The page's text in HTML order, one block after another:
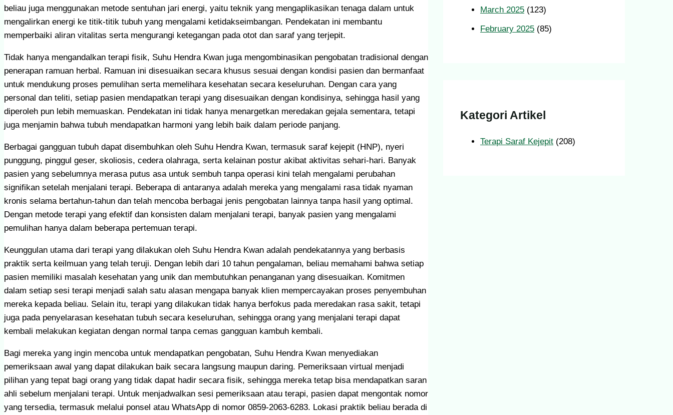
beliau juga menggunakan metode sentuhan jari energi, yaitu teknik yang mengaplikasikan tenaga dalam untuk
mengalirkan energi ke titik-titik tubuh yang mengalami ketidakseimbangan. Pendekatan ini membantu
memperbaiki aliran vitalitas serta mengurangi ketegangan pada otot dan saraf yang terjepit.
Tidak hanya mengandalkan terapi fisik, Suhu Hendra Kwan juga mengombinasikan pengobatan tradisional dengan
penerapan ramuan herbal. Ramuan ini disesuaikan secara khusus sesuai dengan kondisi pasien dan bermanfaat
untuk mendukung proses pemulihan serta memelihara kesehatan secara keseluruhan. Dengan cara yang
personal dan teliti, setiap pasien mendapatkan terapi yang disesuaikan dengan kondisinya, sehingga hasil yang
diperoleh pun lebih memuaskan. Pendekatan ini tidak hanya menargetkan meredakan gejala sementara, tetapi
juga menjamin bahwa tubuh mendapatkan harmoni yang lebih baik dalam periode panjang.
Berbagai gangguan tubuh dapat disembuhkan oleh Suhu Hendra Kwan, termasuk saraf kejepit (HNP), nyeri
punggung, pinggul geser, skoliosis, cedera olahraga, serta kelainan postur akibat aktivitas sehari-hari. Banyak
pasien yang sebelumnya merasa putus asa untuk sembuh tanpa operasi kini telah mengalami perubahan
signifikan setelah menjalani terapi. Beberapa di antaranya adalah mereka yang mengalami rasa tidak nyaman
kronis selama bertahun-tahun dan telah mencoba berbagai jenis pengobatan lainnya tanpa hasil yang optimal.
Dengan metode terapi yang efektif dan konsisten dalam menjalani terapi, banyak pasien yang mengalami
pemulihan hanya dalam beberapa pertemuan terapi.
Keunggulan utama dari terapi yang dilakukan oleh Suhu Hendra Kwan adalah pendekatannya yang berbasis
praktik serta keilmuan yang telah teruji. Dengan lebih dari 10 tahun pengalaman, beliau memahami bahwa setiap
pasien memiliki masalah kesehatan yang unik dan membutuhkan penanganan yang disesuaikan. Komitmen
dalam setiap sesi terapi menjadi salah satu alasan mengapa banyak klien mempercayakan proses penyembuhan
mereka kepada beliau. Selain itu, terapi yang dilakukan tidak hanya berfokus pada meredakan rasa sakit, tetapi
juga pada penyelarasan kesehatan tubuh secara keseluruhan, sehingga orang yang menjalani terapi dapat
kembali melakukan kegiatan dengan normal tanpa cemas gangguan kambuh kembali.
Bagi mereka yang ingin mencoba untuk mendapatkan pengobatan, Suhu Hendra Kwan menyediakan
pemeriksaan awal yang dapat dilakukan baik secara langsung maupun daring. Pemeriksaan virtual menjadi
pilihan yang tepat bagi orang yang tidak dapat hadir secara fisik, sehingga mereka tetap bisa mendapatkan saran
ahli sebelum menjalani terapi. Untuk menjadwalkan sesi pemeriksaan atau terapi, pasien dapat mengontak nomor
yang tersedia, termasuk melalui ponsel atau WhatsApp di nomor 0859-2063-6283. Lokasi praktik beliau berada di
March 2025 (123)
February 2025 (85)
Kategori Artikel
Terapi Saraf Kejepit (208)